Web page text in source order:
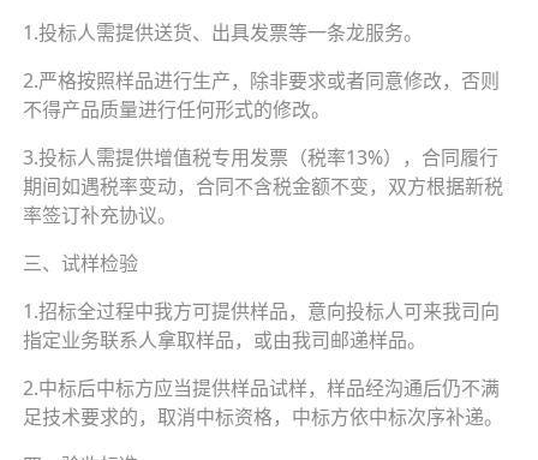
1.投标人需提供送货、出具发票等一条龙服务。
2.严格按照样品进行生产，除非要求或者同意修改，否则
不得产品质量进行任何形式的修改。
3.投标人需提供增值税专用发票（税率13%），合同履行
期间如遇税率变动，合同不含税金额不变，双方根据新税
率签订补充协议。
三、试样检验
1.招标全过程中我方可提供样品，意向投标人可来我司向
指定业务联系人拿取样品，或由我司邮递样品。
2.中标后中标方应当提供样品试样，样品经沟通后仍不满
足技术要求的，取消中标资格，中标方依中标次序补递。